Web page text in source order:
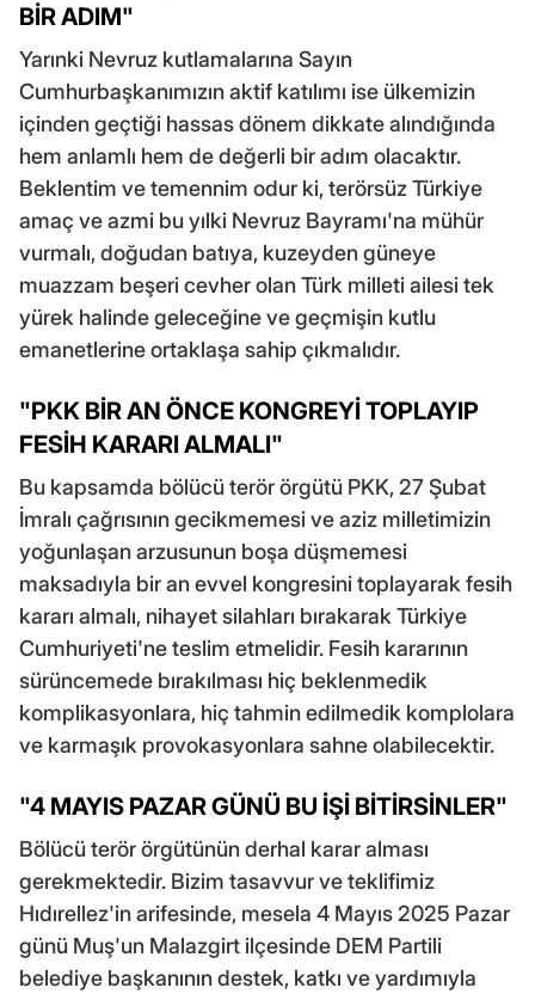
BİR ADIM"
Yarınki Nevruz kutlamalarına Sayın
Cumhurbaşkanımızın aktif katılımı ise ülkemizin
içinden geçtiği hassas dönem dikkate alındığında
hem anlamlı hem de değerli bir adım olacaktır.
Beklentim ve temennim odur ki, terörsüz Türkiye
amaç ve azmi bu yılki Nevruz Bayramı'na mühür
vurmalı, doğudan batıya, kuzeyden güneye
muazzam beşeri cevher olan Türk milleti ailesi tek
yürek halinde geleceğine ve geçmişin kutlu
emanetlerine ortaklaşa sahip çıkmalıdır.
"PKK BİR AN ÖNCE KONGREYİ TOPLAYIP
FESİH KARARI ALMALI"
Bu kapsamda bölücü terör örgütü PKK, 27 Şubat
İmralı çağrısının gecikmemesi ve aziz milletimizin
yoğunlaşan arzusunun boşa düşmemesi
maksadıyla bir an evvel kongresini toplayarak fesih
kararı almalı, nihayet silahları bırakarak Türkiye
Cumhuriyeti'ne teslim etmelidir. Fesih kararının
sürüncemede bırakılması hiç beklenmedik
komplikasyonlara, hiç tahmin edilmedik komplolara
ve karmaşık provokasyonlara sahne olabilecektir.
"4 MAYIS PAZAR GÜNÜ BU İŞİ BİTİRSİNLER"
Bölücü terör örgütünün derhal karar alması
gerekmektedir. Bizim tasavvur ve teklifimiz
Hıdırellez'in arifesinde, mesela 4 Mayıs 2025 Pazar
günü Muş'un Malazgirt ilçesinde DEM Partili
belediye başkanının destek, katkı ve yardımıyla